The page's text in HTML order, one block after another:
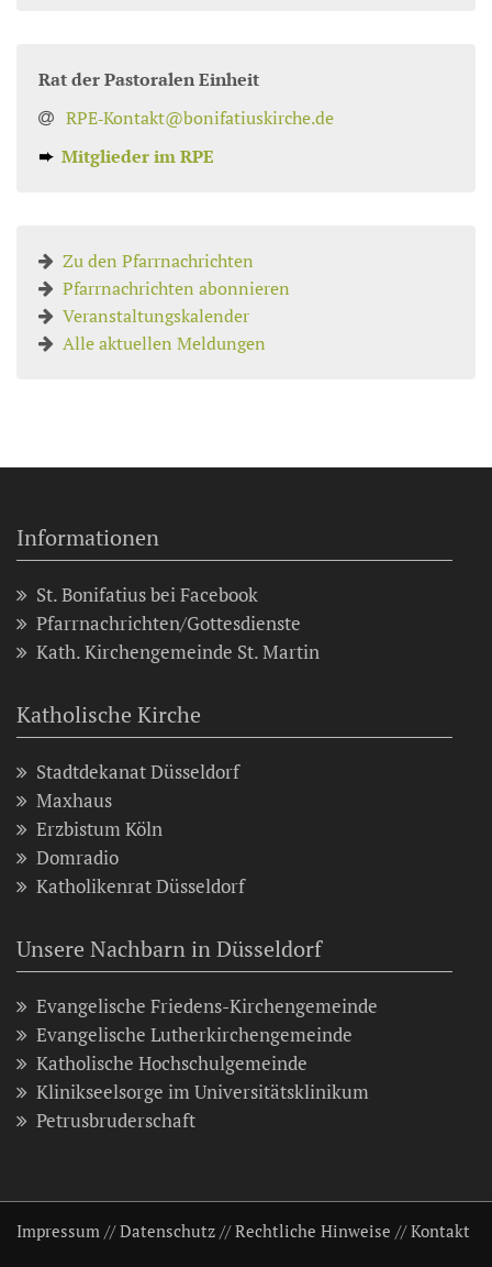
Rat der Pastoralen Einheit
RPE‑Kontakt@bonifatiuskirche.de
➨ Mitglieder im RPE
Zu den Pfarrnachrichten
Pfarrnachrichten abonnieren
Veranstaltungskalender
Alle aktuellen Meldungen
Informationen
St. Bonifatius bei Facebook
Pfarrnachrichten/Gottesdienste
Kath. Kirchengemeinde St. Martin
Katholische Kirche
Stadtdekanat Düsseldorf
Maxhaus
Erzbistum Köln
Domradio
Katholikenrat Düsseldorf
Unsere Nachbarn in Düsseldorf
Evangelische Friedens-Kirchengemeinde
Evangelische Lutherkirchengemeinde
Katholische Hochschulgemeinde
Klinikseelsorge im Universitätsklinikum
Petrusbruderschaft
Impressum //Datenschutz //Rechtliche Hinweise //Kontakt